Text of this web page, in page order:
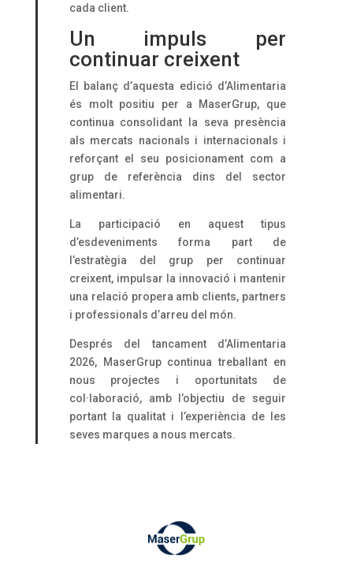
cada client.
Un impuls per
continuar creixent
El balanç d’aquesta edició d’Alimentaria
és molt positiu per a MaserGrup, que
continua consolidant la seva presència
als mercats nacionals i internacionals i
reforçant el seu posicionament com a
grup de referència dins del sector
alimentari.
La participació en aquest tipus
d’esdeveniments forma part de
l’estratègia del grup per continuar
creixent, impulsar la innovació i mantenir
una relació propera amb clients, partners
i professionals d’arreu del món.
Després del tancament d’Alimentaria
2026, MaserGrup continua treballant en
nous projectes i oportunitats de
col·laboració, amb l’objectiu de seguir
portant la qualitat i l’experiència de les
seves marques a nous mercats.